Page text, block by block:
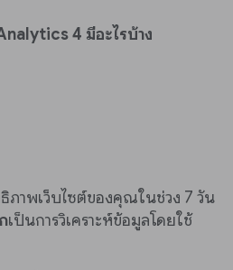
4 มีอะไรบ้าง
ภาพเว็บไซต์ของคุณในช่วง 7 วัน
เป็นการวิเคราะห์ข้อมูลโดยใช้